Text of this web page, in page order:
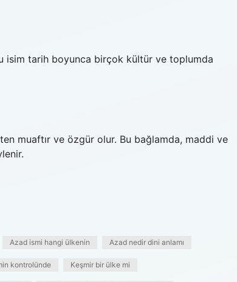
isim tarih boyunca birçok kültür ve toplumda
muaftır ve özgür olur. Bu bağlamda, maddi ve
Azad ismi hangi ülkenin Azad nedir dini anlamı
kontrolünde Keşmir bir ülke mi